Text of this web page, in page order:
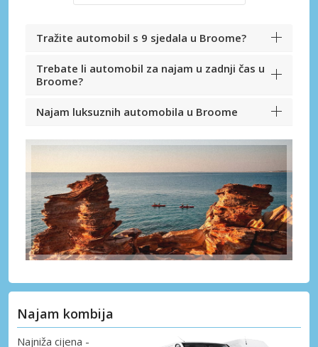
Tražite automobil s 9 sjedala u Broome?
Trebate li automobil za najam u zadnji čas u
Broome?
Najam luksuznih automobila u Broome
Najam kombija
Najniža cijena -